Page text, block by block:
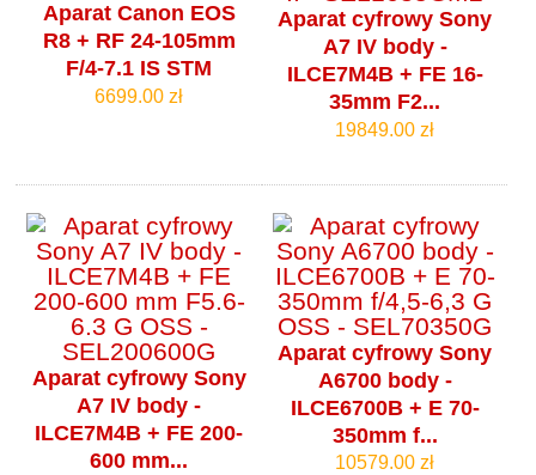
Aparat Canon EOS
R8 + RF 24-105mm
F/4-7.1 IS STM
6699.00 zł
Aparat cyfrowy Sony
A7 IV body -
ILCE7M4B + FE 16-
35mm F2...
19849.00 zł
Aparat cyfrowy Sony
A7 IV body -
ILCE7M4B + FE 200-
600 mm...
Aparat cyfrowy Sony
A6700 body -
ILCE6700B + E 70-
350mm f...
10579.00 zł